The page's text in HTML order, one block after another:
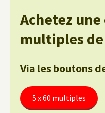
Achetez
multiples
Via les boutons
5 x 60 multiples